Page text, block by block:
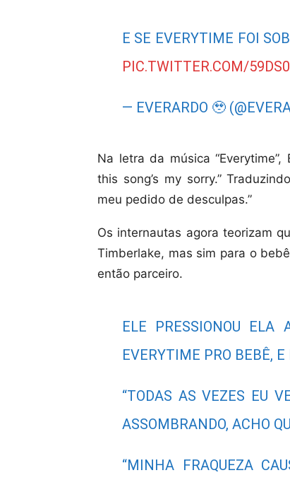
E SE EVERYTIME FOI
PIC.TWITTER.COM/
— EVERARDO 🥹
Na letra da música
this song’s my sorry.”
meu pedido de desculpas.”
Os internautas agora teorizam
Timberlake, mas sim para o
então parceiro.
ELE PRESSIONOU ELA
EVERYTIME PRO BEBÊ,
“TODAS AS VEZES EU
ASSOMBRANDO, ACHO
“MINHA FRAQUEZA